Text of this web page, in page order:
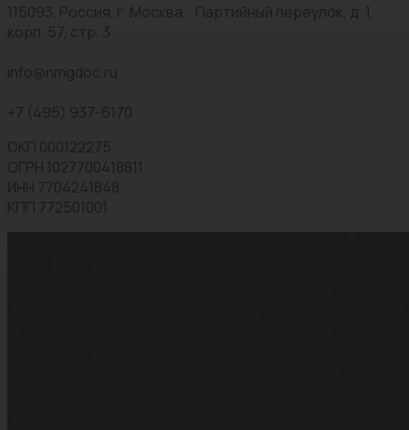
115093, Россия, г. Москва, Партийный переулок, д. 1,
корп. 57, стр. 3
info@nmgdoc.ru
+7 (495) 937-6170
ОКП 000122275
ОГРН 1027700418811
ИНН 7704241848
КПП 772501001